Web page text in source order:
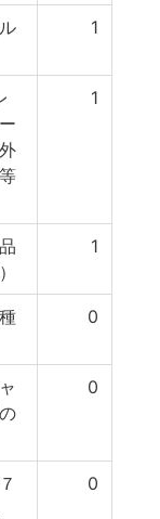
1
1
1
0
0
0